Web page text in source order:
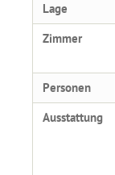
Lage
Zimmer
Personen
Ausstattung